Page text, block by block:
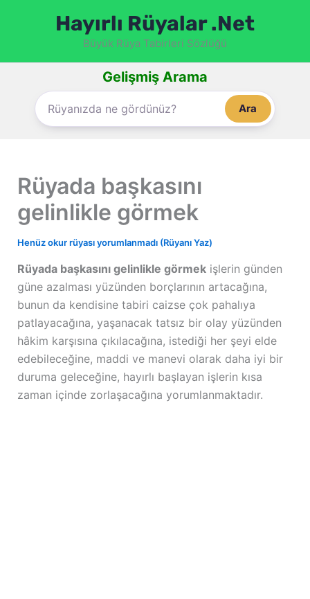
Hayırlı Rüyalar .Net
Büyük Rüya Tabirleri Sözlüğü
Gelişmiş Arama
Ara
Rüyada başkasını
gelinlikle görmek
Henüz okur rüyası yorumlanmadı (Rüyanı Yaz)
Rüyada başkasını gelinlikle görmekişlerin günden
güne azalması yüzünden borçlarının artacağına,
bunun da kendisine tabiri caizse çok pahalıya
patlayacağına, yaşanacak tatsız bir olay yüzünden
hâkim karşısına çıkılacağına, istediği her şeyi elde
edebileceğine, maddi ve manevi olarak daha iyi bir
duruma geleceğine, hayırlı başlayan işlerin kısa
zaman içinde zorlaşacağına yorumlanmaktadır.